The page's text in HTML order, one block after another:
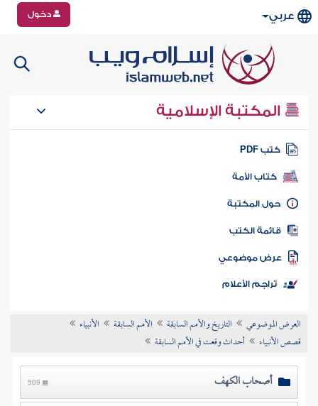
عربي دخول
المكتبة الإسلامية
كتب PDF
كتاب الأمة
المكتبة
الكتب
موضوعي
تراجم الأعلام
العرض الموضوعي التاريخ والأمم السابقة الأمم السابقة
الأنبياء
قصص الأنبياء
أحداث وقعت في الأمم السابقة
أصحاب الكهف 509